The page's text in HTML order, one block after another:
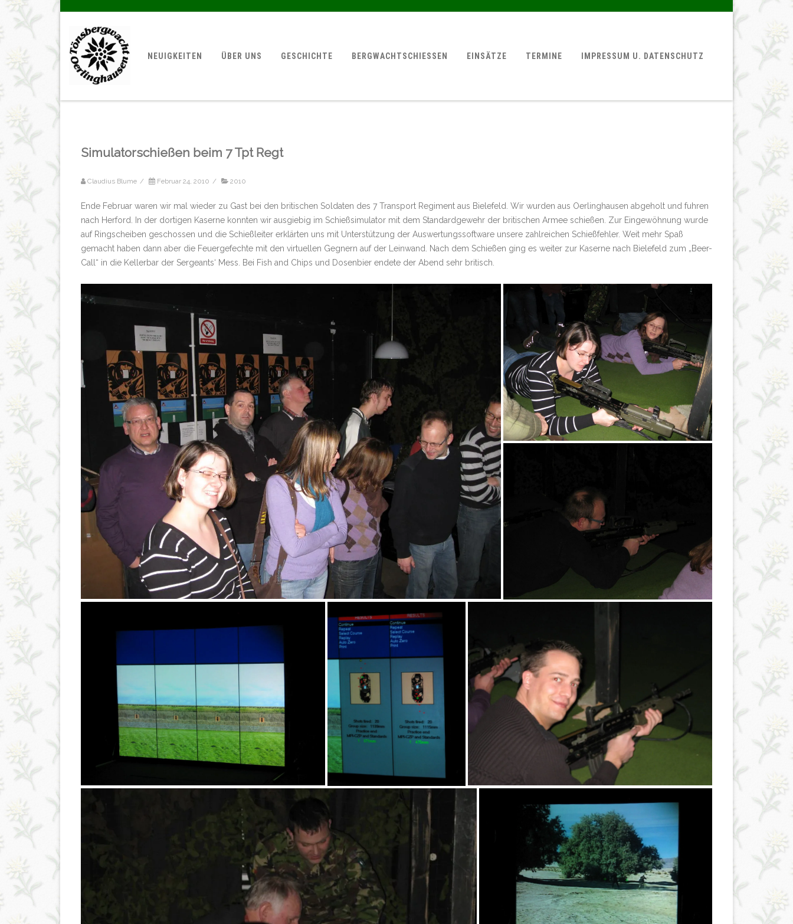
NEUIGKEITEN ÜBER UNS GESCHICHTE BERGWACHTSCHIESSEN EINSÄTZE TERMINE IMPRESSUM U. DATENSCHUTZ
Simulatorschießen beim 7 Tpt Regt
Claudius Blume / Februar 24, 2010 / 2010
Ende Februar waren wir mal wieder zu Gast bei den britischen Soldaten des 7 Transport Regiment aus Bielefeld. Wir wurden aus Oerlinghausen abgeholt und fuhren
nach Herford. In der dortigen Kaserne konnten wir ausgiebig im Schießsimulator mit dem Standardgewehr der britischen Armee schießen. Zur Eingewöhnung wurde
auf Ringscheiben geschossen und die Schießleiter erklärten uns mit Unterstützung der Auswertungssoftware unsere zahlreichen Schießfehler. Weit mehr Spaß
gemacht haben dann aber die Feuergefechte mit den virtuellen Gegnern auf der Leinwand. Nach dem Schießen ging es weiter zur Kaserne nach Bielefeld zum „Beer-
Call“ in die Kellerbar der Sergeants‘ Mess. Bei Fish and Chips und Dosenbier endete der Abend sehr britisch.